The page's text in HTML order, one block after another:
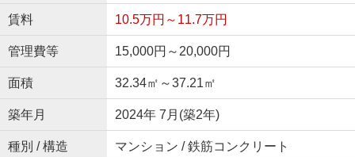
賃料 10.5万円～11.7万円
管理費等 15,000円～20,000円
面積 32.34㎡～37.21㎡
築年月 2024年 7月(築2年)
種別 / 構造 マンション / 鉄筋コンクリート